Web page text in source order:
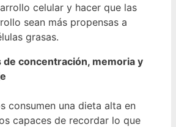
celular y hacer que las
sean más propensas a
grasas.
de concentración, memoria y
consumen una dieta alta en
capaces de recordar lo que